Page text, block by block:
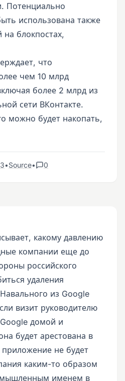
Потенциально
использована также
блокпостах,
что
чем 10 млрд
более 2 млрд из
сети ВКонтакте.
можно будет накопать,
•Source• 0
какому давлению
компании еще до
российского
удаления
из Google
визит руководителю
домой и
будет арестована в
приложение не будет
каким-то образом
именем в